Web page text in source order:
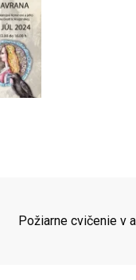
Požiarne cvičenie v